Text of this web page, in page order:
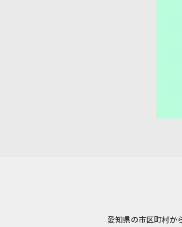
愛知県の市区町村か